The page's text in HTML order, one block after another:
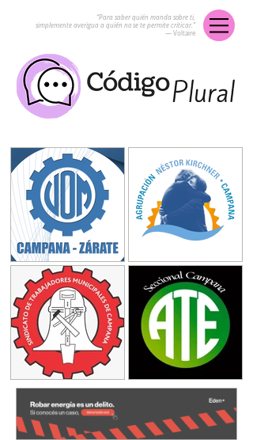
“Para saber quién manda sobre ti,
simplemente averigua a quién no se te permite criticar.”
― Voltaire